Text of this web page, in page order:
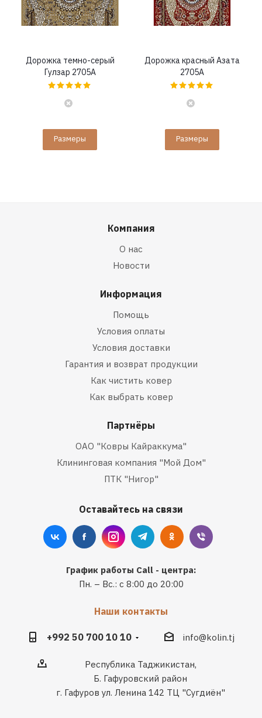
Дорожка темно-серый
Гулзар 2705A
Размеры
Дорожка красный Азата
2705A
Размеры
Компания
О нас
Новости
Информация
Помощь
Условия оплаты
Условия доставки
Гарантия и возврат продукции
Как чистить ковер
Как выбрать ковер
Партнёры
ОАО "Ковры Кайраккума"
Клининговая компания "Мой Дом"
ПТК "Нигор"
Оставайтесь на связи
График работы Call - центра:
Пн. – Вс.: с 8:00 до 20:00
Наши контакты
+992 50 700 10 10 info@kolin.tj
Республика Таджикистан,
Б. Гафуровский район
г. Гафуров ул. Ленина 142 ТЦ "Сугдиён"